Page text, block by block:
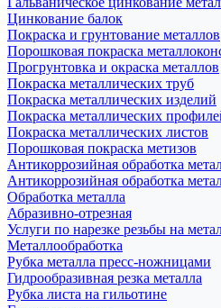
Цинкование балок
Покраска и грунтование металлов
Порошковая покраска
Прогрунтовка и окраска металлов
Покраска металлических труб
Покраска металлических изделий
Покраска металлических
Покраска металлических листов
Порошковая покраска метизов
Антикоррозийная обработка
Антикоррозийная обработка
Обработка металла
Абразивно-отрезная
Услуги по нарезке резьбы на
Металлообработка
Рубка металла пресс-ножницами
Гидрообразивная резка металла
Рубка листа на гильотине